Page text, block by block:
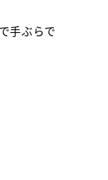
手ぶらで